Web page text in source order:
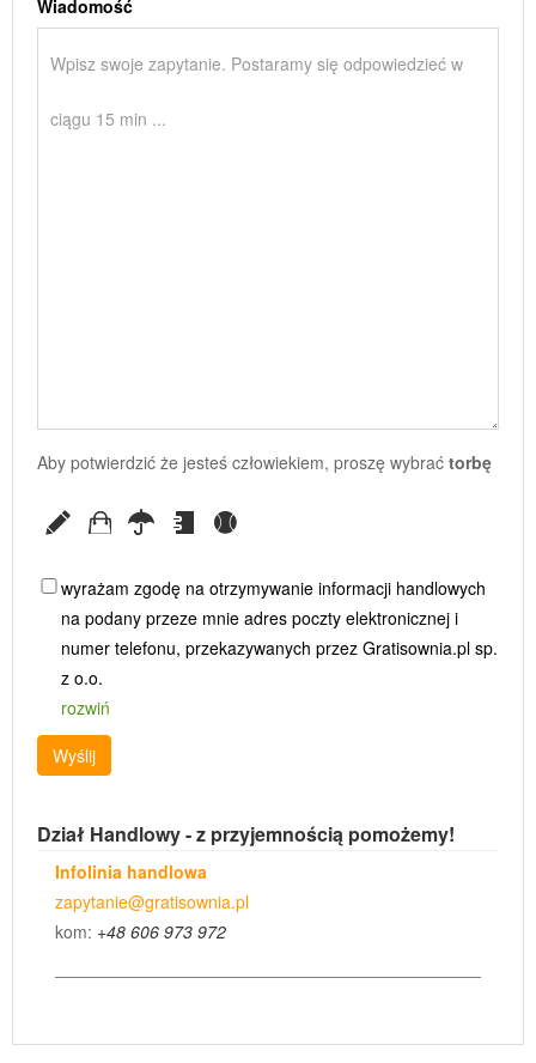
Wiadomość
Aby potwierdzić że jesteś człowiekiem, proszę wybrać torbę
wyrażam zgodę na otrzymywanie informacji handlowych
na podany przeze mnie adres poczty elektronicznej i
numer telefonu, przekazywanych przez Gratisownia.pl sp.
z o.o.
rozwiń
Wyślij
Dział Handlowy - z przyjemnością pomożemy!
Infolinia handlowa
zapytanie@gratisownia.pl
kom: +48 606 973 972